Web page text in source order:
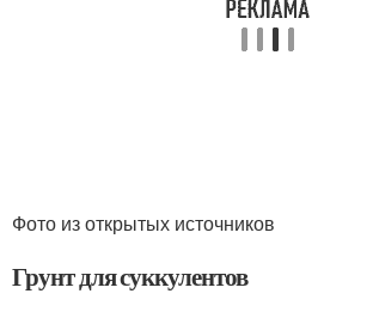
Фото из открытых источников
Грунт для суккулентов